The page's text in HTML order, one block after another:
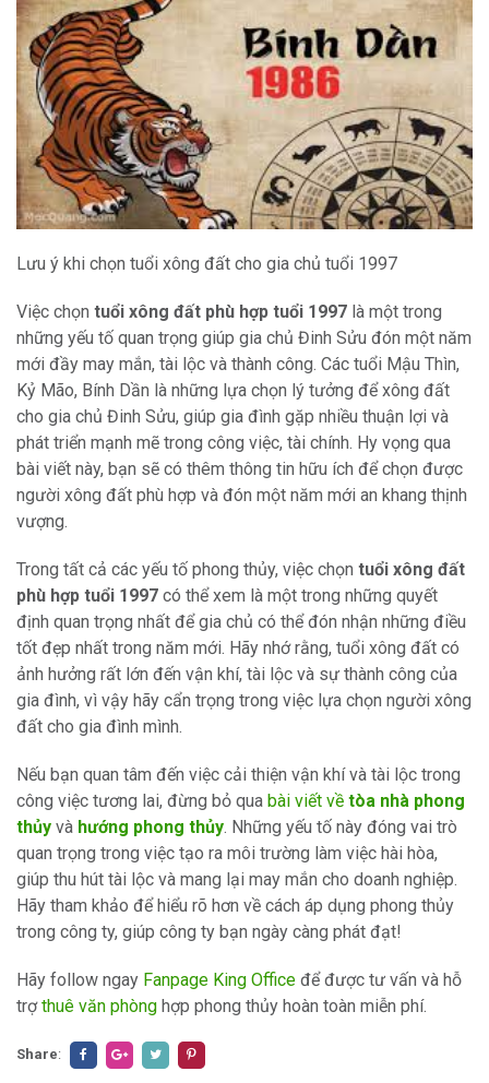
Lưu ý khi chọn tuổi xông đất cho gia chủ tuổi 1997
Việc chọn tuổi xông đất phù hợp tuổi 1997 là một trong
những yếu tố quan trọng giúp gia chủ Đinh Sửu đón một năm
mới đầy may mắn, tài lộc và thành công. Các tuổi Mậu Thìn,
Kỷ Mão, Bính Dần là những lựa chọn lý tưởng để xông đất
cho gia chủ Đinh Sửu, giúp gia đình gặp nhiều thuận lợi và
phát triển mạnh mẽ trong công việc, tài chính. Hy vọng qua
bài viết này, bạn sẽ có thêm thông tin hữu ích để chọn được
người xông đất phù hợp và đón một năm mới an khang thịnh
vượng.
Trong tất cả các yếu tố phong thủy, việc chọn tuổi xông đất
phù hợp tuổi 1997 có thể xem là một trong những quyết
định quan trọng nhất để gia chủ có thể đón nhận những điều
tốt đẹp nhất trong năm mới. Hãy nhớ rằng, tuổi xông đất có
ảnh hưởng rất lớn đến vận khí, tài lộc và sự thành công của
gia đình, vì vậy hãy cẩn trọng trong việc lựa chọn người xông
đất cho gia đình mình.
Nếu bạn quan tâm đến việc cải thiện vận khí và tài lộc trong
công việc tương lai, đừng bỏ qua bài viết về tòa nhà phong
thủy và hướng phong thủy. Những yếu tố này đóng vai trò
quan trọng trong việc tạo ra môi trường làm việc hài hòa,
giúp thu hút tài lộc và mang lại may mắn cho doanh nghiệp.
Hãy tham khảo để hiểu rõ hơn về cách áp dụng phong thủy
trong công ty, giúp công ty bạn ngày càng phát đạt!
Hãy follow ngay Fanpage King Office để được tư vấn và hỗ
trợthuê văn phòng hợp phong thủy hoàn toàn miễn phí.
Share: